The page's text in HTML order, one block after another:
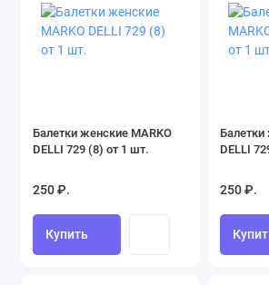
Балетки женские MARKO
DELLI 729 (8) от 1 шт.
250 ₽.
Купить
Балетки
DELLI
250 ₽.